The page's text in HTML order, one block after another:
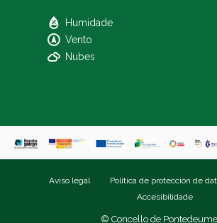
Humidade
Vento
Nubes
Aviso legal Política de protección de
Accesibilidade
© Concello de Pontedeume